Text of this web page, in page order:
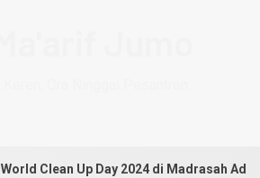
World Clean Up Day 2024 di Madrasah